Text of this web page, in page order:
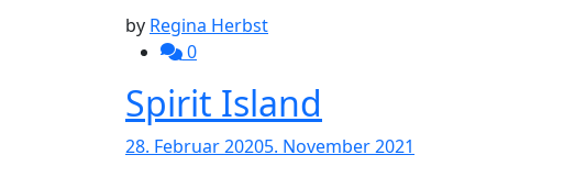
by Regina Herbst
0
Spirit Island
28. Februar 20205. November 2021